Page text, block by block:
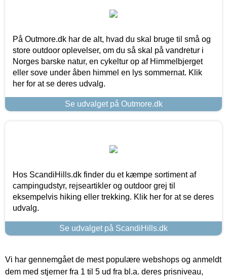
På Outmore.dk har de alt, hvad du skal bruge til små og
store outdoor oplevelser, om du så skal på vandretur i
Norges barske natur, en cykeltur op af Himmelbjerget
eller sove under åben himmel en lys sommernat. Klik
her for at se deres udvalg.
Se udvalget på Outmore.dk
Hos ScandiHills.dk finder du et kæmpe sortiment af
campingudstyr, rejseartikler og outdoor grej til
eksempelvis hiking eller trekking. Klik her for at se deres
udvalg.
Se udvalget på ScandiHills.dk
Vi har gennemgået de mest populære webshops og anmeldt
dem med stjerner fra 1 til 5 ud fra bl.a. deres prisniveau,